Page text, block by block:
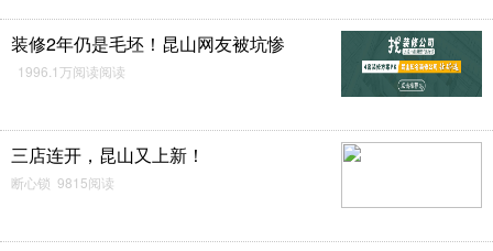
装修2年仍是毛坯！昆山网友被坑惨
1996.1万阅读阅读
三店连开，昆山又上新！
断心锁 9815阅读